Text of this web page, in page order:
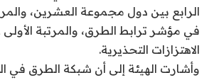
الرابع بين دول مجموعة العشرين،
في مؤشر ترابط الطرق، والمرتبة الأولى
الاهتزازات التحذيرية.
وأشارت الهيئة إلى أن شبكة الطرق في